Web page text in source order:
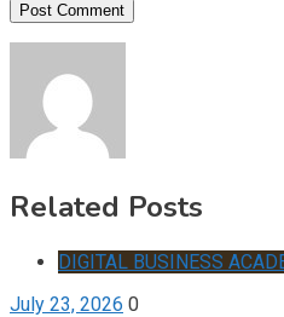
Related Posts
DIGITAL BUSINESS
July 23, 2026 0